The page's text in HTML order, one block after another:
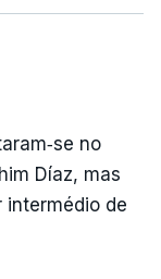
no
Díaz, mas
intermédio de